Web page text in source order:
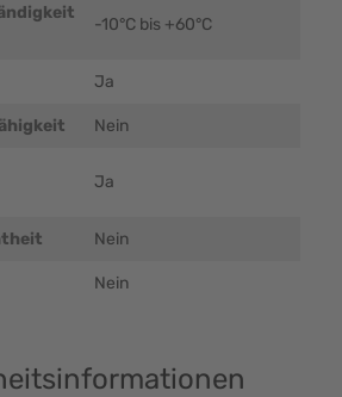
-10°C bis +60°C
Ja
Nein
Ja
Nein
Nein